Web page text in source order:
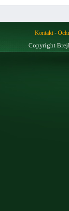
Kontakt-
Copyright